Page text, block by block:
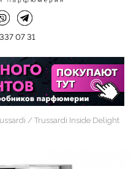
07 31
Trussardi Inside Delight